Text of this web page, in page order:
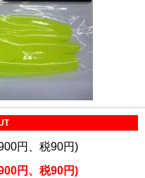
円、税90円)
円、税90円)